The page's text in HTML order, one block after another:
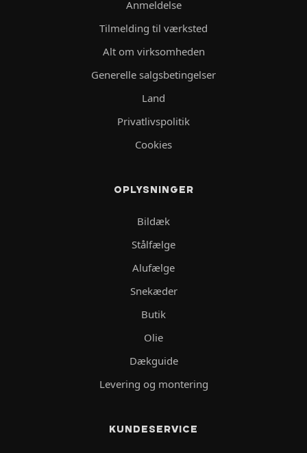
Anmeldelse
Tilmelding til værksted
Alt om virksomheden
Generelle salgsbetingelser
Land
Privatlivspolitik
Cookies
OPLYSNINGER
Bildæk
Stålfælge
Alufælge
Snekæder
Butik
Olie
Dækguide
Levering og montering
KUNDESERVICE